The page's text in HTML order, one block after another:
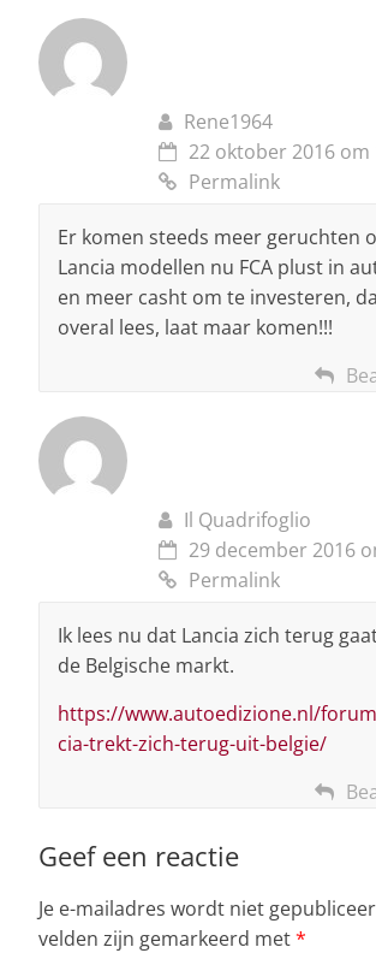
Rene1964
22 oktober 2016 om
Permalink
Er komen steeds meer geruchten
Lancia modellen nu FCA plust in
en meer casht om te investeren,
overal lees, laat maar komen!!!
Il Quadrifoglio
29 december 2016
Permalink
Ik lees nu dat Lancia zich terug
de Belgische markt.
https://www.autoedizione.nl/
cia-trekt-zich-terug-uit-belgie/
Geef een reactie
Je e-mailadres wordt niet
velden zijn gemarkeerd met*